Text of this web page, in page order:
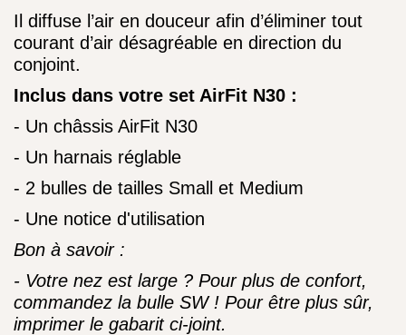
Il diffuse l’air en douceur afin d’éliminer tout
courant d’air désagréable en direction du
conjoint.
Inclus dans votre set AirFit N30 :
- Un châssis AirFit N30
- Un harnais réglable
- 2 bulles de tailles Small et Medium
- Une notice d'utilisation
Bon à savoir :
- Votre nez est large ? Pour plus de confort,
commandez la bulle SW ! Pour être plus sûr,
imprimer le gabarit ci-joint.